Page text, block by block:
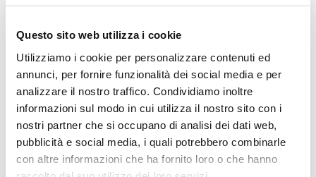
Questo sito web utilizza i cookie
Utilizziamo i cookie per personalizzare contenuti ed
annunci, per fornire funzionalità dei social media e per
analizzare il nostro traffico. Condividiamo inoltre
informazioni sul modo in cui utilizza il nostro sito con i
nostri partner che si occupano di analisi dei dati web,
pubblicità e social media, i quali potrebbero combinarle
con altre informazioni che ha fornito loro o che hanno
Oggetto:
REALIZZAZIONE AREA VERDE INGRESSO
PEDONALE SEDE IRISACQUA
Elenco operatori invitati:
Codice Fiscale:
Procedura di scelta:
Affidamento ai sensi del Regolamento Generale
Aziendale per Lavori Servizi e Forniture (art.238,
comma 7 d.lgs. 163/2006)